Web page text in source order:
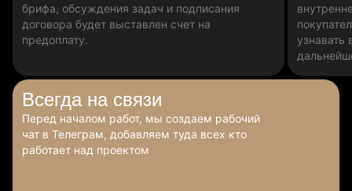
брифа, обсуждения задач и подписания
договора будет выставлен счет на
предоплату.
Всегда на связи
Перед началом работ, мы создаем рабочий
чат в Телеграм, добавляем туда всех кто
работает над проектом